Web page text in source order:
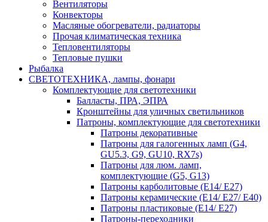
Вентиляторы
Конвекторы
Масляные обогреватели, радиаторы
Прочая климатическая техника
Тепловентиляторы
Тепловые пушки
Рыбалка
СВЕТОТЕХНИКА, лампы, фонари
Комплектующие для светотехники
Балласты, ПРА, ЭПРА
Кронштейны для уличных светильников
Патроны, комплектующие для светотехники
Патроны декоративные
Патроны для галогенных ламп (G4,
GU5.3, G9, GU10, RX7s)
Патроны для люм. ламп,
комплектующие (G5, G13)
Патроны карболитовые (E14/ E27)
Патроны керамические (E14/ E27/ E40)
Патроны пластиковые (E14/ E27)
Патроны-переходники